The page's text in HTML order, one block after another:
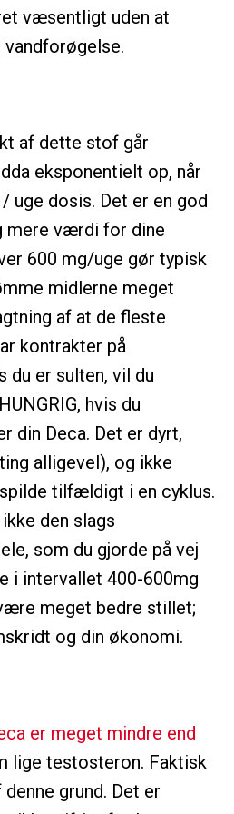
væsentligt uden at
af dette stof går
eksponentielt op, når
uge dosis. Det er en god
mere værdi for dine
600 mg/uge gør typisk
midlerne meget
af at de fleste
kontrakter på
du er sulten, vil du
hvis du
din Deca. Det er dyrt,
alligevel), og ikke
tilfældigt i en cyklus.
den slags
som du gjorde på vej
i intervallet 400-600mg
meget bedre stillet;
og din økonomi.
er meget mindre end
lige testosteron. Faktisk
grund. Det er